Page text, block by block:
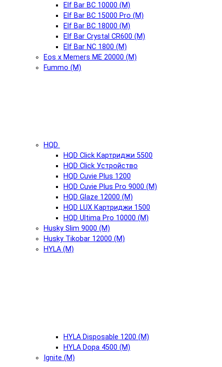
Elf Bar BC 10000 (М)
Elf Bar BC 15000 Pro (М)
Elf Bar BC 18000 (М)
Elf Bar Crystal CR600 (М)
Elf Bar NC 1800 (М)
Eos x Memers ME 20000 (М)
Fummo (М)
HQD
HQD Click Картриджи 5500
HQD Click Устройство
HQD Cuvie Plus 1200
HQD Cuvie Plus Pro 9000 (М)
HQD Glaze 12000 (М)
HQD LUX Картриджи 1500
HQD Ultima Pro 10000 (М)
Husky Slim 9000 (М)
Husky Tikobar 12000 (М)
HYLA (М)
HYLA Disposable 1200 (М)
HYLA Dopa 4500 (М)
Ignite (М)